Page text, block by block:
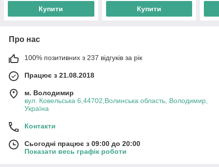
Купити Купити
Про нас
100% позитивних з 237 відгуків за рік
Працює з 21.08.2018
м. Володимир
вул. Ковельська 6,44702,Волинська область, Володимир,
Україна
Контакти
Сьогодні працює з 09:00 до 20:00
Показати весь графік роботи